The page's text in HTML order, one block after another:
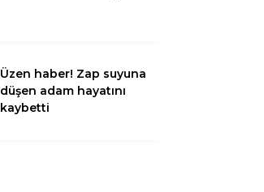
Üzen haber! Zap suyuna
düşen adam hayatını
kaybetti